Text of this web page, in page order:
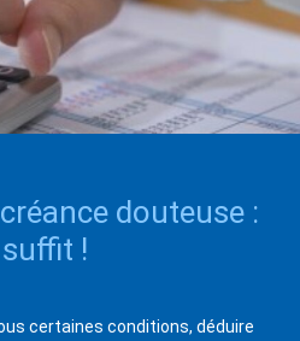
douteuse :
!
certaines conditions, déduire